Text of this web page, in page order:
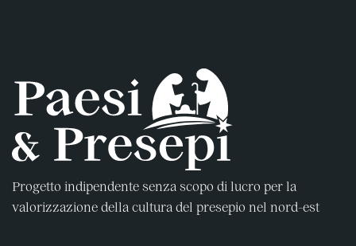
Progetto indipendente senza scopo di lucro per la
valorizzazione della cultura del presepio nel nord-est